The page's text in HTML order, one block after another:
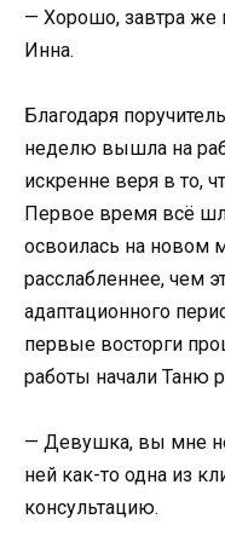
— Хорошо, завтра же
Инна.
Благодаря
неделю вышла на
искренне веря в то,
Первое время всё
освоилась на новом
расслабленнее, чем
адаптационного
первые восторги
работы начали Таню
— Девушка, вы мне
ней как-то одна из
консультацию.